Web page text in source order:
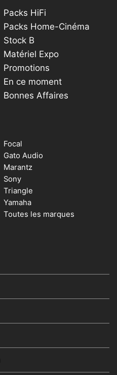
Packs HiFi
Packs Home-Cinéma
Stock B
Matériel Expo
Promotions
En ce moment
Bonnes Affaires
Focal
Gato Audio
Marantz
Sony
Triangle
Yamaha
Toutes les marques